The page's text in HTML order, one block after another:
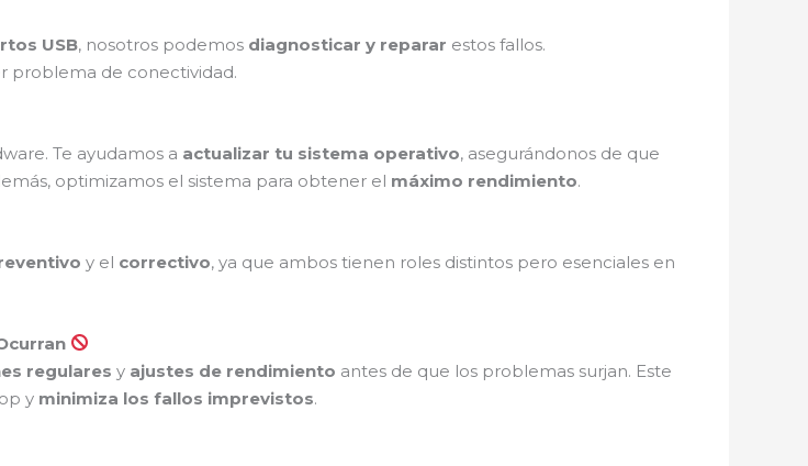
USB, nosotros podemos diagnosticar y reparar estos fallos.
problema de conectividad.
Te ayudamos a actualizar tu sistema operativo, asegurándonos de que
optimizamos el sistema para obtener el máximo rendimiento.
y el correctivo, ya que ambos tienen roles distintos pero esenciales en
regulares y ajustes de rendimiento antes de que los problemas surjan. Este
y minimiza los fallos imprevistos.